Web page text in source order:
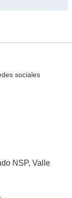
sociales
NSP, Valle